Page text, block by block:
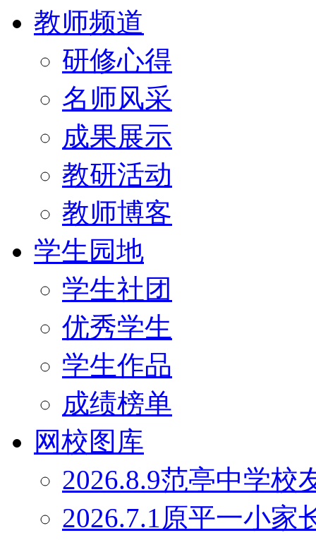
教师频道
研修心得
名师风采
成果展示
教研活动
教师博客
学生园地
学生社团
优秀学生
学生作品
成绩榜单
网校图库
2026.8.9范亭中学校
2026.7.1原平一小家